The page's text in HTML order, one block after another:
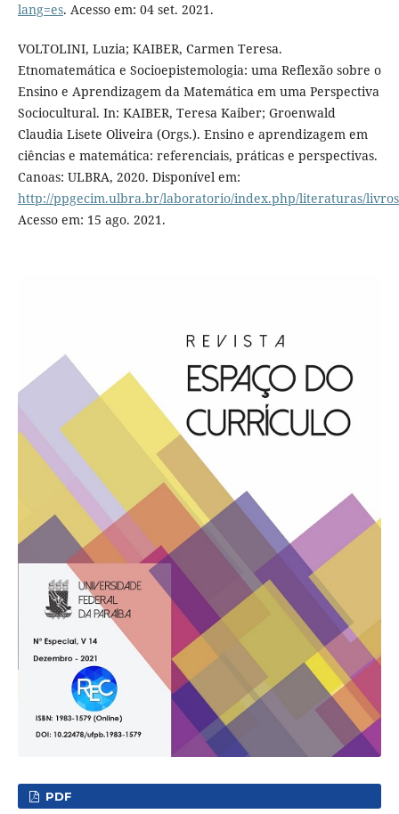
lang=es. Acesso em: 04 set. 2021.
VOLTOLINI, Luzia; KAIBER, Carmen Teresa.
Etnomatemática e Socioepistemologia: uma Reflexão sobre o
Ensino e Aprendizagem da Matemática em uma Perspectiva
Sociocultural. In: KAIBER, Teresa Kaiber; Groenwald
Claudia Lisete Oliveira (Orgs.). Ensino e aprendizagem em
ciências e matemática: referenciais, práticas e perspectivas.
Canoas: ULBRA, 2020. Disponível em:
http://ppgecim.ulbra.br/laboratorio/index.php/literaturas/
Acesso em: 15 ago. 2021.
PDF